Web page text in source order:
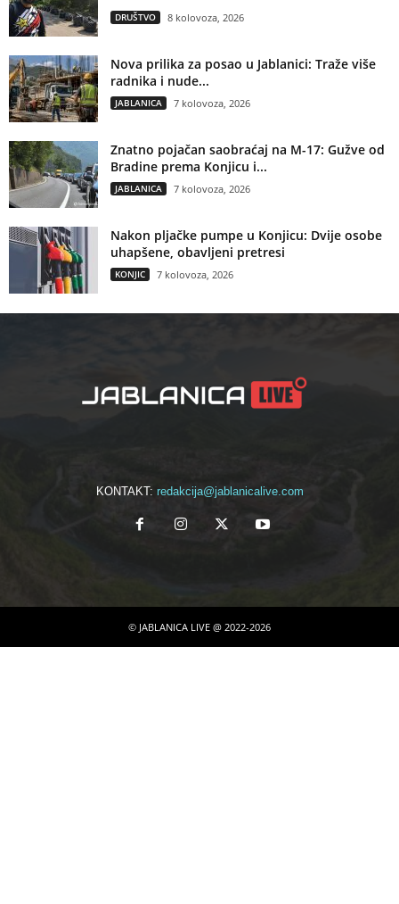
DRUŠTVO 8 kolovoza, 2026
Nova prilika za posao u Jablanici: Traže više
radnika i nude...
JABLANICA 7 kolovoza, 2026
Znatno pojačan saobraćaj na M-17: Gužve od
Bradine prema Konjicu i...
JABLANICA 7 kolovoza, 2026
Nakon pljačke pumpe u Konjicu: Dvije osobe
uhapšene, obavljeni pretresi
KONJIC 7 kolovoza, 2026
KONTAKT: redakcija@jablanicalive.com
© JABLANICA LIVE @ 2022-2026